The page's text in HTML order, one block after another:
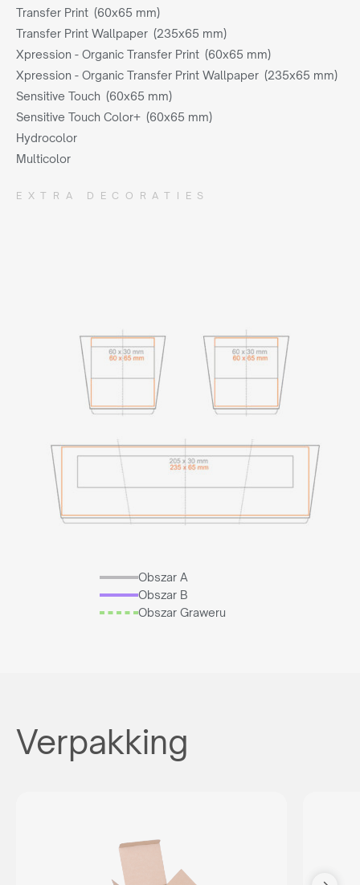
Transfer Print (60x65 mm)
Transfer Print Wallpaper (235x65 mm)
Xpression - Organic Transfer Print (60x65 mm)
Xpression - Organic Transfer Print Wallpaper (235x65 mm)
Sensitive Touch (60x65 mm)
Sensitive Touch Color+ (60x65 mm)
Hydrocolor
Multicolor
EXTRA DECORATIES
Obszar A
Obszar B
Obszar Graweru
Verpakking